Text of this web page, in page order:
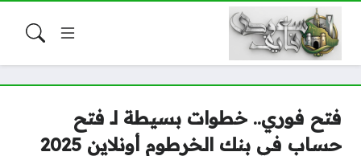
فتح فوري.. خطوات بسيطة لـ فتح
حساب في بنك الخرطوم أونلاين 2025